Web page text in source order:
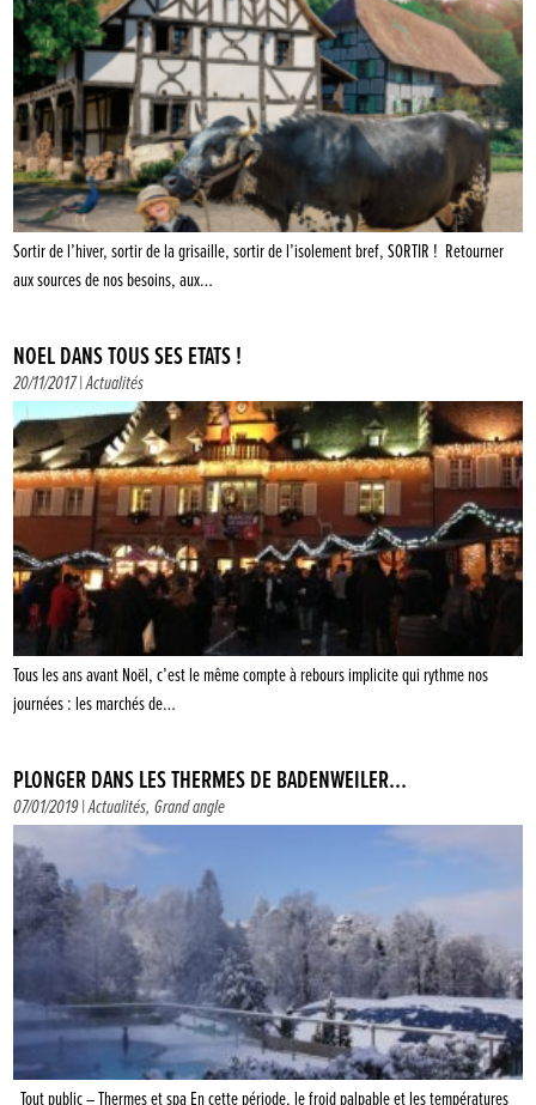
Sortir de l’hiver, sortir de la grisaille, sortir de l’isolement bref, SORTIR ! Retourner
aux sources de nos besoins, aux…
NOËL DANS TOUS SES ÉTATS !
20/11/2017 |Actualités
Tous les ans avant Noël, c’est le même compte à rebours implicite qui rythme nos
journées : les marchés de…
PLONGER DANS LES THERMES DE BADENWEILER…
07/01/2019 |Actualités,Grand angle
Tout public – Thermes et spa En cette période, le froid palpable et les températures